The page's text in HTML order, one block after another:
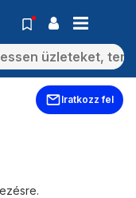
Iratkozz fel